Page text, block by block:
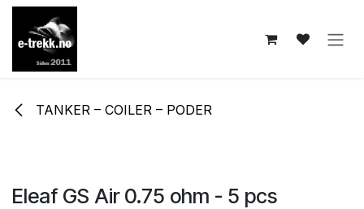
Skip to Content
TANKER – COILER – PODER
Eleaf GS Air 0.75 ohm - 5 pcs